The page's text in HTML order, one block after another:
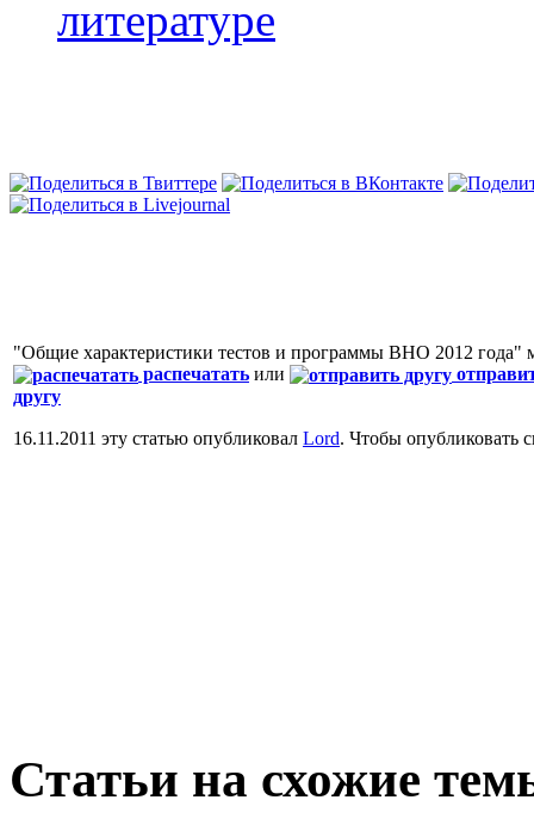
литературе
"Общие характеристики тестов и программы ВНО 2012 года"
распечатать или
другу
16.11.2011 эту статью опубликовал Lord. Чтобы опубликовать
Статьи на схожие